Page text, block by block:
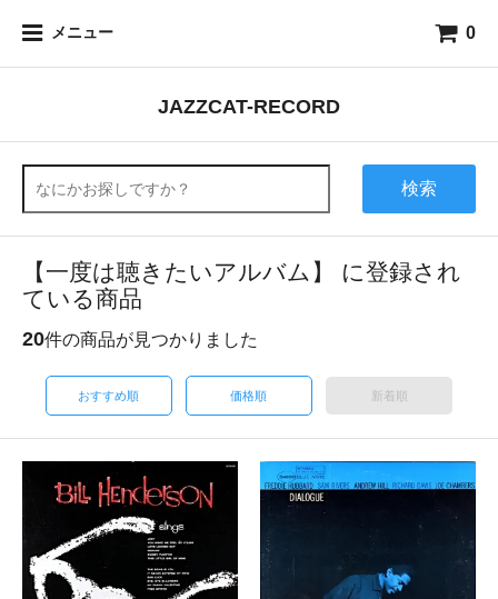
メニュー 0
JAZZCAT-RECORD
検索
【一度は聴きたいアルバム】 に登録され
ている商品
20件の商品が見つかりました
おすすめ順 価格順 新着順